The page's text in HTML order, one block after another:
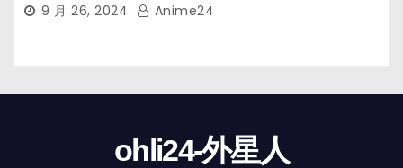
9 月 26, 2024 Anime24
ohli24-外星人